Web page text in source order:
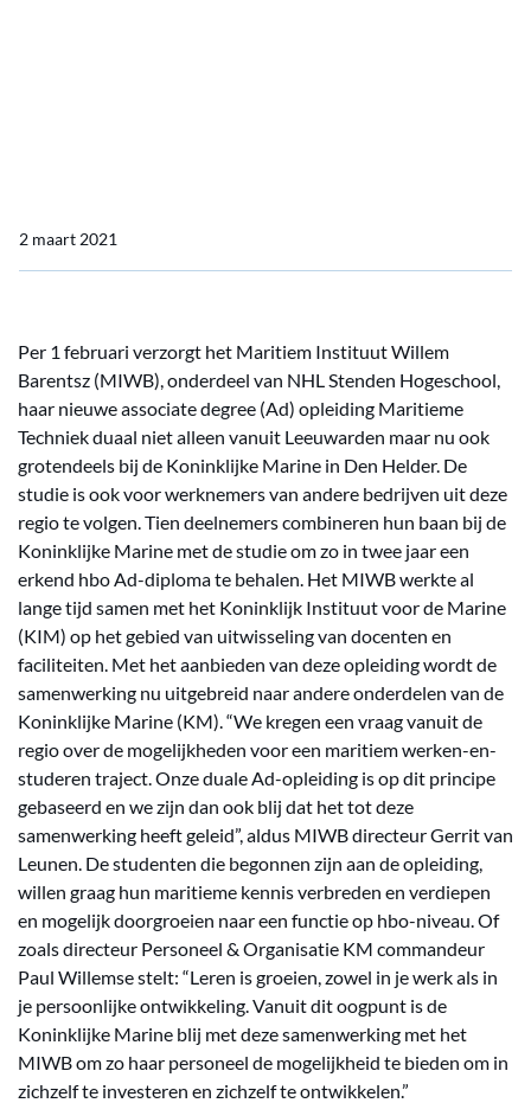
2 maart 2021
Per 1 februari verzorgt het Maritiem Instituut Willem
Barentsz (MIWB), onderdeel van NHL Stenden Hogeschool,
haar nieuwe associate degree (Ad) opleiding Maritieme
Techniek duaal niet alleen vanuit Leeuwarden maar nu ook
grotendeels bij de Koninklijke Marine in Den Helder. De
studie is ook voor werknemers van andere bedrijven uit deze
regio te volgen. Tien deelnemers combineren hun baan bij de
Koninklijke Marine met de studie om zo in twee jaar een
erkend hbo Ad-diploma te behalen. Het MIWB werkte al
lange tijd samen met het Koninklijk Instituut voor de Marine
(KIM) op het gebied van uitwisseling van docenten en
faciliteiten. Met het aanbieden van deze opleiding wordt de
samenwerking nu uitgebreid naar andere onderdelen van de
Koninklijke Marine (KM). “We kregen een vraag vanuit de
regio over de mogelijkheden voor een maritiem werken-en-
studeren traject. Onze duale Ad-opleiding is op dit principe
gebaseerd en we zijn dan ook blij dat het tot deze
samenwerking heeft geleid”, aldus MIWB directeur Gerrit van
Leunen. De studenten die begonnen zijn aan de opleiding,
willen graag hun maritieme kennis verbreden en verdiepen
en mogelijk doorgroeien naar een functie op hbo-niveau. Of
zoals directeur Personeel & Organisatie KM commandeur
Paul Willemse stelt: “Leren is groeien, zowel in je werk als in
je persoonlijke ontwikkeling. Vanuit dit oogpunt is de
Koninklijke Marine blij met deze samenwerking met het
MIWB om zo haar personeel de mogelijkheid te bieden om in
zichzelf te investeren en zichzelf te ontwikkelen.”